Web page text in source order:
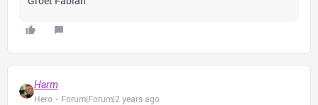
Harm
Hero
Forum|Forum|2 years ago